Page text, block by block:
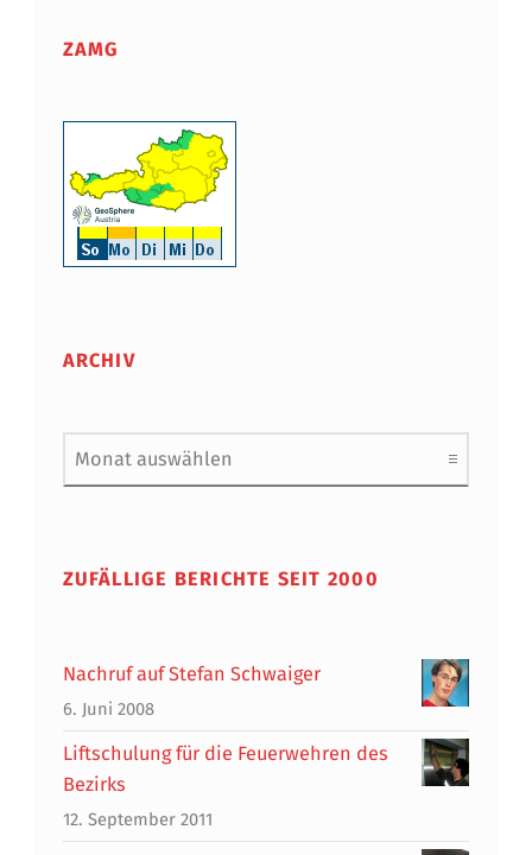
ZAMG
ARCHIV
Archiv
ZUFÄLLIGE BERICHTE SEIT 2000
Nachruf auf Stefan Schwaiger
6. Juni 2008
Liftschulung für die Feuerwehren des
Bezirks
12. September 2011